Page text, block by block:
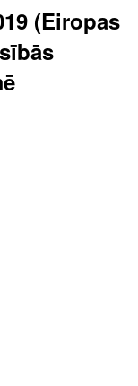
(Eiropas